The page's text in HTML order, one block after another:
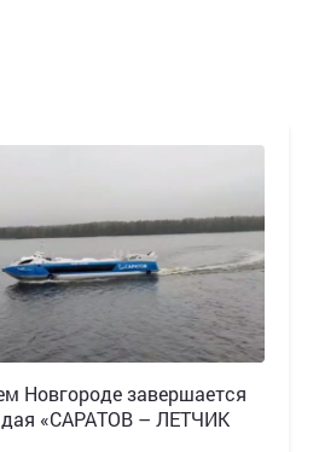
Новгороде завершается
«САРАТОВ – ЛЕТЧИК